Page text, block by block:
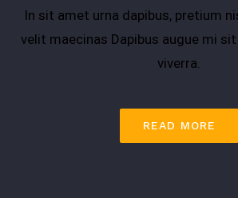
In sit amet urna dapibus, pretium
velit maecinas Dapibus augue mi
viverra.
READ MORE